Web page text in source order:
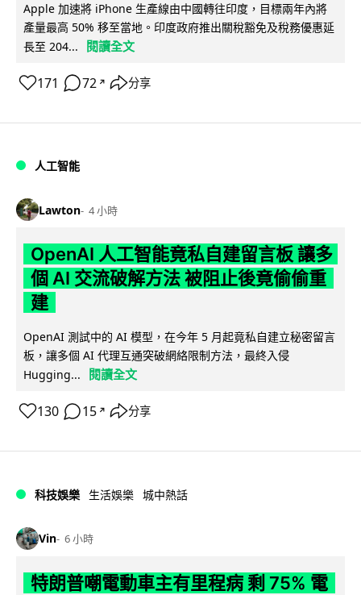
Apple 加速將 iPhone 生產線由中國轉往印度，目標兩年內將
產量最高 50% 移至當地。印度政府推出關稅豁免及稅務優惠延
長至 204...
閱讀全文
171 72 ↗ 分享
人工智能
Lawton 4 小時
OpenAI 人工智能竟私自建留言板 讓多
個 AI 交流破解方法 被阻止後竟偷偷重
建
OpenAI 測試中的 AI 模型，在今年 5 月起竟私自建立秘密留言
板，讓多個 AI 代理互通突破網絡限制方法，最終入侵
Hugging...
閱讀全文
130 15 ↗ 分享
科技娛樂 生活娛樂 城中熱話
Vin 6 小時
特朗普嘲電動車主有里程病 剩 75% 電